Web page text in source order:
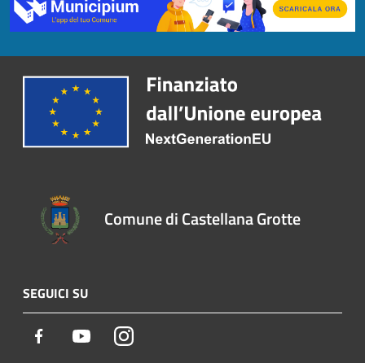
Comune di Castellana Grotte
SEGUICI SU
Facebook YoutubeInstagram